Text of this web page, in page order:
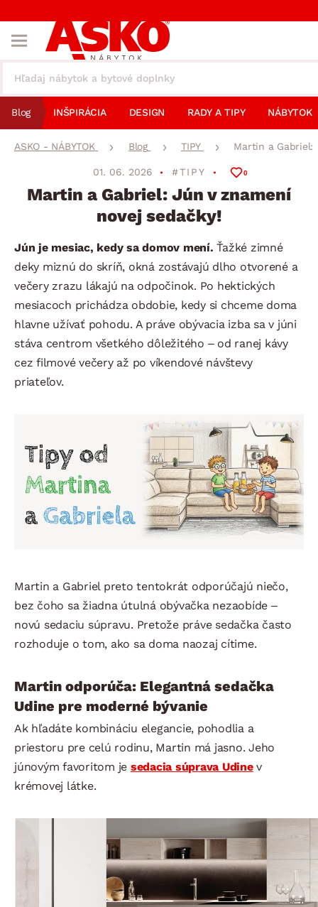
Blog INŠPIRÁCIA DESIGN RADY A TIPY NÁBYTOK
ASKO - NÁBYTOK Blog TIPY Martin a Gabriel:
01. 06. 2026 #TIPY 0
Martin a Gabriel: Jún v znamení
novej sedačky!
Jún je mesiac, kedy sa domov mení. Ťažké zimné
deky miznú do skríň, okná zostávajú dlho otvorené a
večery zrazu lákajú na odpočinok. Po hektických
mesiacoch prichádza obdobie, kedy si chceme doma
hlavne užívať pohodu. A práve obývacia izba sa v júni
stáva centrom všetkého dôležitého – od ranej kávy
cez filmové večery až po víkendové návštevy
priateľov.
Martin a Gabriel preto tentokrát odporúčajú niečo,
bez čoho sa žiadna útulná obývačka nezaobíde –
novú sedaciu súpravu. Pretože práve sedačka často
rozhoduje o tom, ako sa doma naozaj cítime.
Martin odporúča: Elegantná sedačka
Udine pre moderné bývanie
Ak hľadáte kombináciu elegancie, pohodlia a
priestoru pre celú rodinu, Martin má jasno. Jeho
júnovým favoritom je sedacia súprava Udinev
krémovej látke.